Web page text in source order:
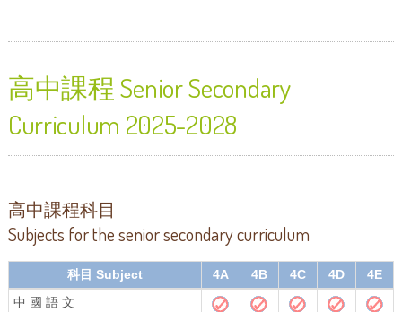
高中課程 Senior Secondary
Curriculum 2025-2028
高中課程科目
Subjects for the senior secondary curriculum
科目 Subject 4A 4B 4C 4D 4E
中 國 語 文